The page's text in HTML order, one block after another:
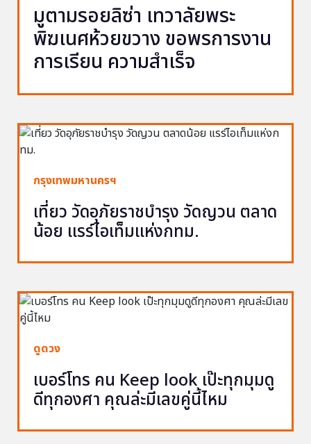
มูตามรอยลิซ่า เทวาลัยพระ
พิฆเนศห้วยขวาง ขอพรการงาน
การเรียน ความสำเร็จ
กรุงเทพมหานครฯ
เที่ยว วัดอุภัยราชบำรุง วัดญวน ตลาด
น้อย แรร์ไอเท็มแห่งกทม.
ดูดวง
เบอร์โทร คน Keep look เป๊ะทุกมุมดู
ดีทุกองศา คุณล่ะมีเลขคู่นี้ไหม